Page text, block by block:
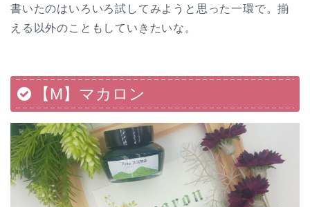
書いたのはいろいろ試してみようと思った一環で。揃
える以外のこともしていきたいな。
【M】マカロン
ホーム
ペン
インク